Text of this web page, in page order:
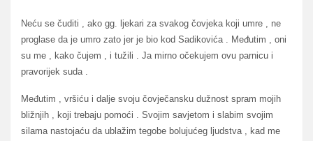
Neću se čuditi , ako gg. ljekari za svakog čovjeka koji umre , ne
proglase da je umro zato jer je bio kod Sadikovića . Međutim , oni
su me , kako čujem , i tužili . Ja mirno očekujem ovu parnicu i
pravorijek suda .
Međutim , vršiću i dalje svoju čovječansku dužnost spram mojih
bližnjih , koji trebaju pomoći . Svojim savjetom i slabim svojim
silama nastojaću da ublažim tegobe bolujućeg ljudstva , kad me